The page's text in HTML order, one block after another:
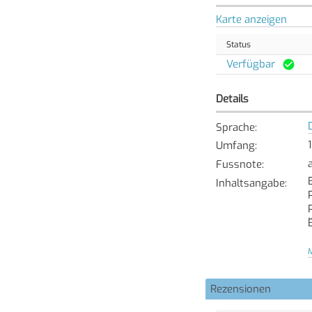
Karte anzeigen
Status
Verfügbar
Details
Sprache:
Umfang:
Fussnote:
Inhaltsangabe:
Rezensionen